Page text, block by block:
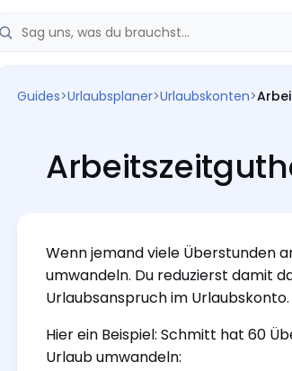
Guides>Urlaubsplaner>Urlaubskonten>
Wenn jemand viele Überstunden
umwandeln. Du reduzierst damit
Urlaubsanspruch im
Hier ein Beispiel: Schmitt hat 60
Urlaub umwandeln: